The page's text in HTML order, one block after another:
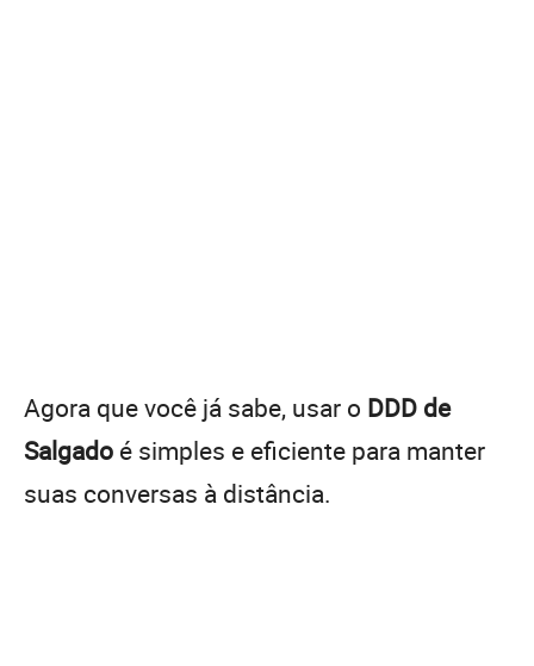
Agora que você já sabe, usar o DDD de
Salgado é simples e eficiente para manter
suas conversas à distância.